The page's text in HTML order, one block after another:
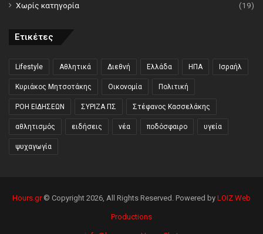
Χωρίς κατηγορία
(19)
Ετικέτες
Lifestyle Αθλητικά Διεθνή Ελλάδα ΗΠΑ Ισραήλ
Κυριάκος Μητσοτάκης Οικονομία Πολιτική
ΡΟΗ ΕΙΔΗΣΕΩΝ ΣΥΡΙΖΑ ΠΣ Στέφανος Κασσελάκης
αθλητισμός ειδήσεις νέα ποδόσφαιρο υγεία
ψυχαγωγία
Hours.gr© Copyright 2026, All Rights Reserved. Powered by LOIZ Web
Productions